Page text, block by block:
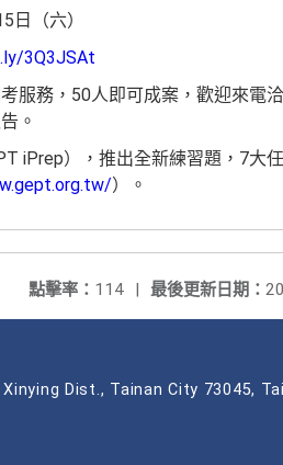
日（六）
3Q3JSAt
考服務，50人即可成案，歡迎來
。
iPrep），推出全新練習題，7
）。
最後更新日期：
點擊率： 114 |
Dist., Tainan City 73045,